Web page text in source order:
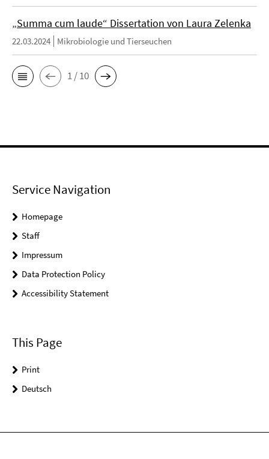
„Summa cum laude“ Dissertation von Laura Zelenka
22.03.2024 Mikrobiologie und Tierseuchen
1 / 10
Service Navigation
Homepage
Staff
Impressum
Data Protection Policy
Accessibility Statement
This Page
Print
Deutsch